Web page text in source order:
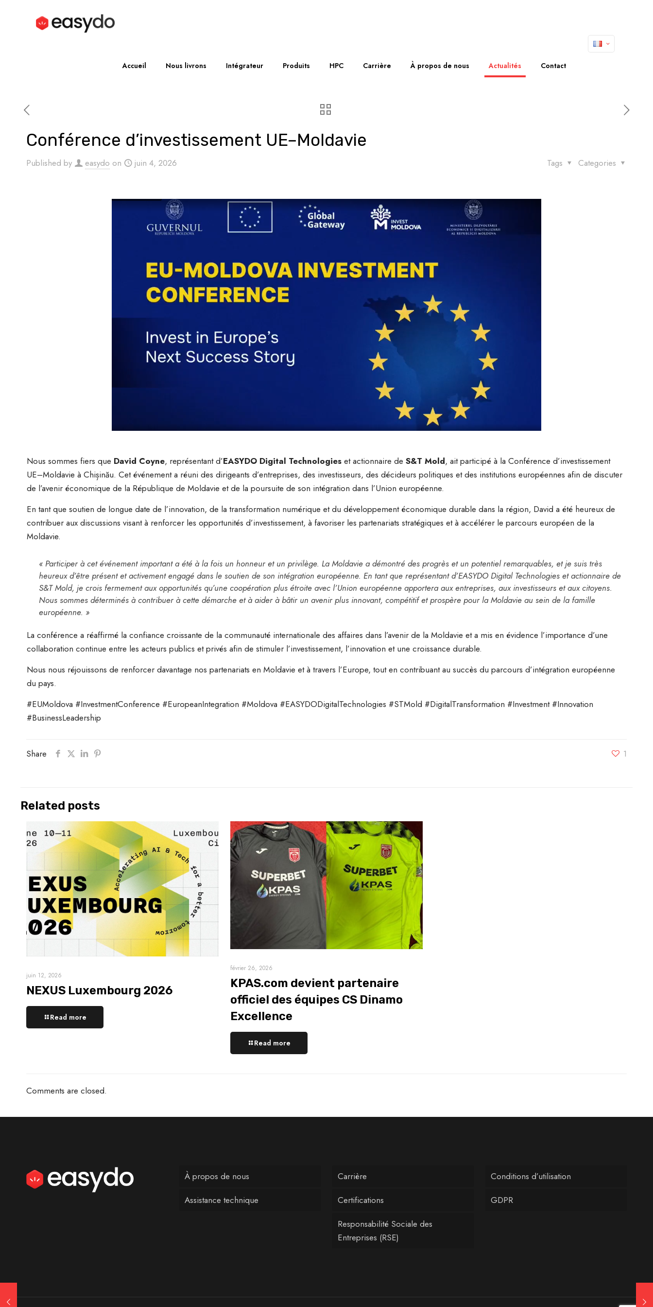
Accueil Nous livrons Intégrateur Produits HPC Carrière À propos de nous Actualités Contact
Conférence d’investissement UE–Moldavie
Published by easydo on juin 4, 2026 Categories
Tags
Nous sommes fiers que David Coyne, représentant d’EASYDO Digital Technologieset actionnaire de S&T Mold, ait participé à la Conférence d’investissement
UE–Moldavie à Chișinău. Cet événement a réuni des dirigeants d’entreprises, des investisseurs, des décideurs politiques et des institutions européennes afin de discuter
de l’avenir économique de la République de Moldavie et de la poursuite de son intégration dans l’Union européenne.
En tant que soutien de longue date de l’innovation, de la transformation numérique et du développement économique durable dans la région, David a été heureux de
contribuer aux discussions visant à renforcer les opportunités d’investissement, à favoriser les partenariats stratégiques et à accélérer le parcours européen de la
Moldavie.
« Participer à cet événement important a été à la fois un honneur et un privilège. La Moldavie a démontré des progrès et un potentiel remarquables, et je suis très
heureux d’être présent et activement engagé dans le soutien de son intégration européenne. En tant que représentant d’EASYDO Digital Technologies et actionnaire de
S&T Mold, je crois fermement aux opportunités qu’une coopération plus étroite avec l’Union européenne apportera aux entreprises, aux investisseurs et aux citoyens.
Nous sommes déterminés à contribuer à cette démarche et à aider à bâtir un avenir plus innovant, compétitif et prospère pour la Moldavie au sein de la famille
européenne. »
La conférence a réaffirmé la confiance croissante de la communauté internationale des affaires dans l’avenir de la Moldavie et a mis en évidence l’importance d’une
collaboration continue entre les acteurs publics et privés afin de stimuler l’investissement, l’innovation et une croissance durable.
Nous nous réjouissons de renforcer davantage nos partenariats en Moldavie et à travers l’Europe, tout en contribuant au succès du parcours d’intégration européenne
du pays.
#EUMoldova #InvestmentConference #EuropeanIntegration #Moldova #EASYDODigitalTechnologies #STMold #DigitalTransformation #Investment #Innovation
#BusinessLeadership
Share 1
Related posts
juin 12, 2026
NEXUS Luxembourg 2026
Read more
février 26, 2026
KPAS.com devient partenaire
officiel des équipes CS Dinamo
Excellence
Read more
Comments are closed.
À propos de nous
Assistance technique
Carrière
Certifications
Responsabilité Sociale des
Entreprises (RSE)
Conditions d’utilisation
GDPR